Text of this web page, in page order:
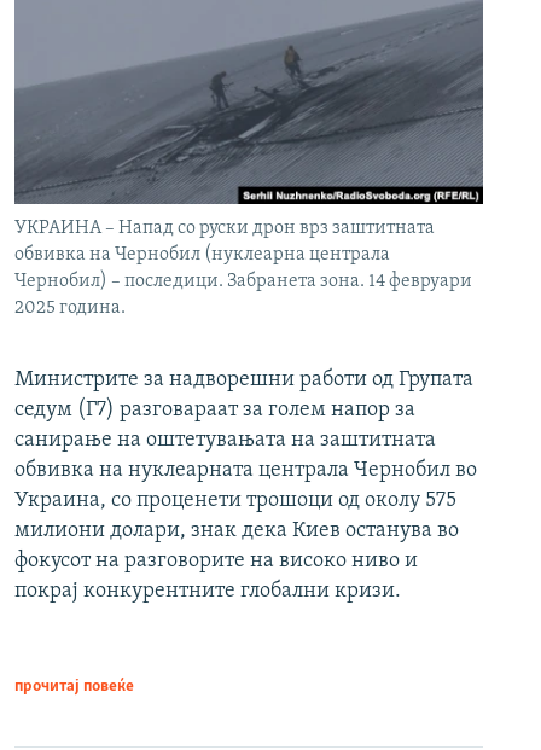
УКРАИНА – Напад со руски дрон врз заштитната
обвивка на Чернобил (нуклеарна централа
Чернобил) – последици. Забранета зона. 14 февруари
2025 година.
Министрите за надворешни работи од Групата
седум (Г7) разговараат за голем напор за
санирање на оштетувањата на заштитната
обвивка на нуклеарната централа Чернобил во
Украина, со проценети трошоци од околу 575
милиони долари, знак дека Киев останува во
фокусот на разговорите на високо ниво и
покрај конкурентните глобални кризи.
прочитај повеќе